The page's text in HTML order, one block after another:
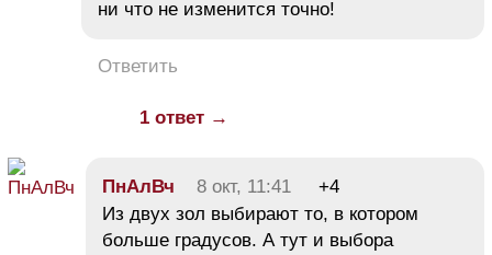
ни что не изменится точно!
Ответить
1 ответ →
ПнАлВч 8 окт, 11:41
+4
Из двух зол выбирают то, в котором
больше градусов. А тут и выбора